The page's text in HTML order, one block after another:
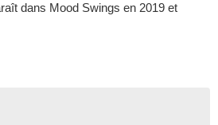
dans Mood Swings en 2019 et